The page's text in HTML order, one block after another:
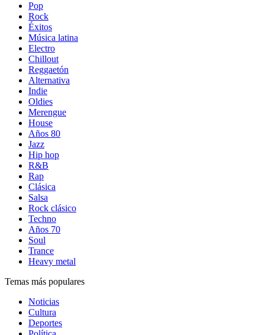
Pop
Rock
Éxitos
Música latina
Electro
Chillout
Reggaetón
Alternativa
Indie
Oldies
Merengue
House
Años 80
Jazz
Hip hop
R&B
Rap
Clásica
Salsa
Rock clásico
Techno
Años 70
Soul
Trance
Heavy metal
Temas más populares
Noticias
Cultura
Deportes